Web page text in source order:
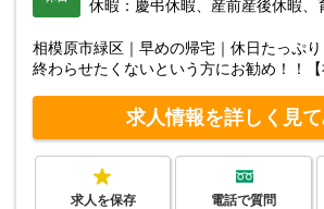
休暇：慶弔休暇、産前産後休暇、
相模原市緑区｜早めの帰宅｜休日たっぷ
終わらせたくないという方にお勧め！！【
求人情報を詳しく見
求人を保存 電話で質問